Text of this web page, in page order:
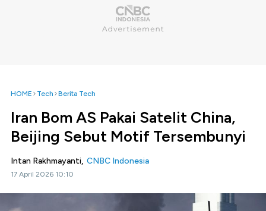
HOME Tech Berita Tech
Iran Bom AS Pakai Satelit China,
Beijing Sebut Motif Tersembunyi
Intan Rakhmayanti, CNBC Indonesia
17 April 2026 10:10